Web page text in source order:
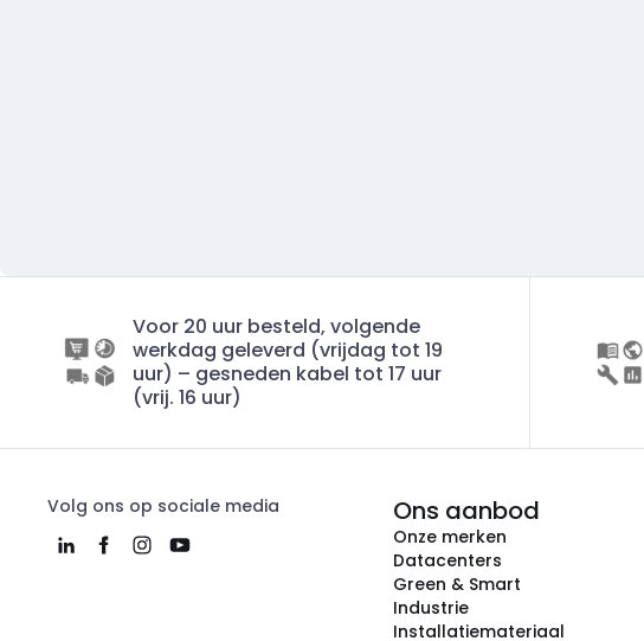
Voor 20 uur besteld, volgende
werkdag geleverd (vrijdag tot 19
uur) – gesneden kabel tot 17 uur
(vrij. 16 uur)
Volg ons op sociale media Ons aanbod
Onze merken
Datacenters
Green & Smart
Industrie
Installatiemateriaal